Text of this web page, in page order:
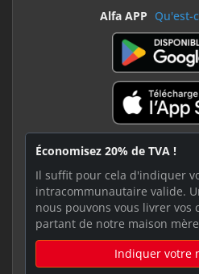
Alfa APP Qu'est-
Économisez 20% de TVA !
Il suffit pour cela d'indiquer
intracommunautaire valide.
nous pouvons vous livrer vos
partant de notre maison
Indiquer votre